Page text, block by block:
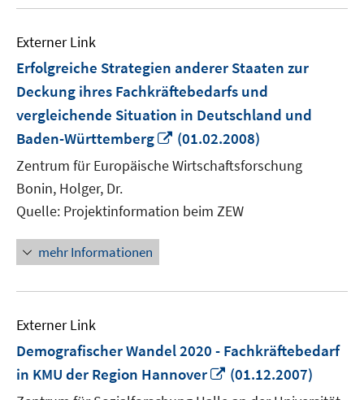
Externer Link
Erfolgreiche Strategien anderer Staaten zur
Deckung ihres Fachkräftebedarfs und
vergleichende Situation in Deutschland und
Baden-Württemberg
In
neuem
Fenster
(01.02.2008)
Zentrum für Europäische Wirtschaftsforschung
Bonin, Holger, Dr.
Quelle: Projektinformation beim ZEW
mehr Informationen
Externer Link
Demografischer Wandel 2020 - Fachkräftebedarf
in KMU der Region Hannover
In
neuem
(01.12.2007)